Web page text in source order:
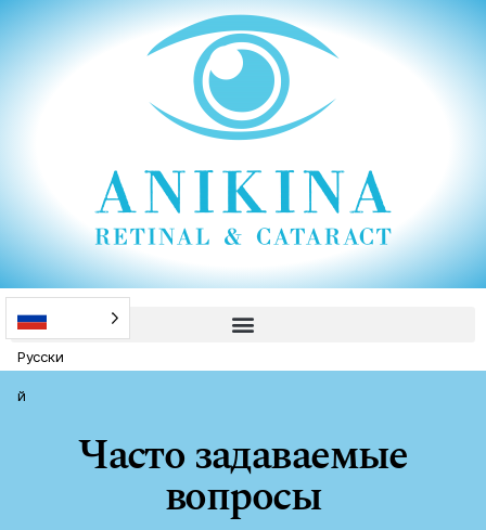
Русски
й
Часто задаваемые
вопросы